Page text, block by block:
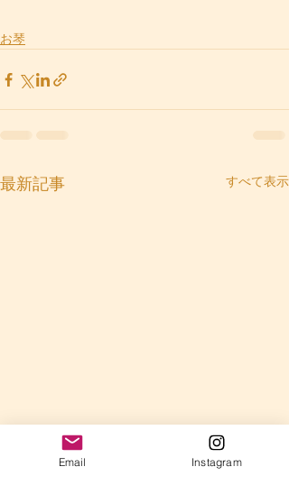
お琴
最新記事 すべて表示
Email Instagram